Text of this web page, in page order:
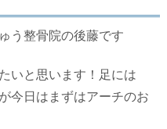
う整骨院の後藤です
いと思います！足には
今日はまずはアーチのお